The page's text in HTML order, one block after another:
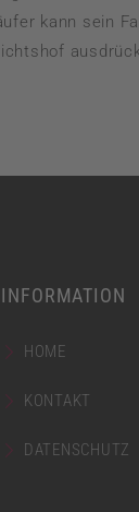
kann sein
INFORMATION
HOME
KONTAKT
DATENSCHUTZ